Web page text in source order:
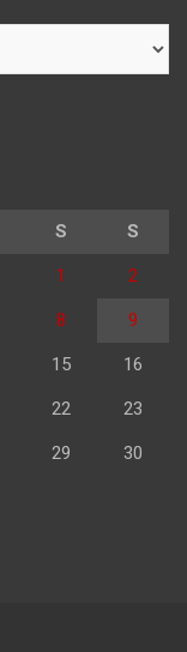
S S
1 2
8 9
15 16
22 23
29 30